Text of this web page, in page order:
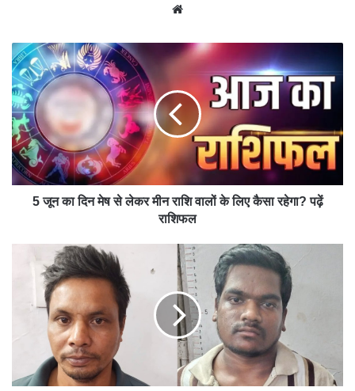
e
5 जून का दिन मेष से लेकर मीन राशि वालों के लिए कैसा रहेगा? पढ़ें
राशिफल